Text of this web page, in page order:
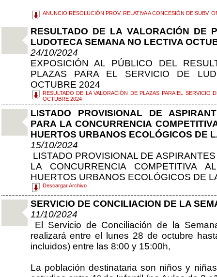
ANUNCIO RESOLUCIÓN PROV. RELATIVA A CONCESIÓN DE SUBV.
RESULTADO DE LA VALORACIÓN DE
LUDOTECA SEMANA NO LECTIVA
24/10/2024
EXPOSICIÓN AL PÚBLICO DEL
PLAZAS PARA EL SERVICIO DE
OCTUBRE 2024
RESULTADO DE LA VALORACIÓN DE PLAZAS PARA EL SERVICIO
OCTUBRE 2024
LISTADO PROVISIONAL DE
PARA LA CONCURRENCIA
HUERTOS URBANOS ECOLÓGICOS DE
15/10/2024
LISTADO PROVISIONAL DE
LA CONCURRENCIA COMPETITIVA
HUERTOS URBANOS ECOLÓGICOS DE
Descargar Archivo
SERVICIO DE CONCILIACION DE LA
11/10/2024
El Servicio de Conciliación de la
realizará entre el lunes 28 de octubre
incluidos) entre las 8:00 y 15:00h,
La población destinataria son niños y